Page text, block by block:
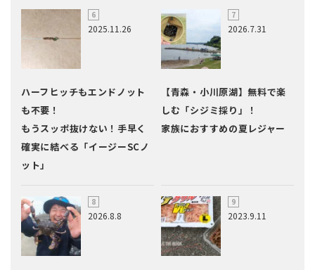
2025.11.26
ハーフヒッチもエンドノット
も不要！
もうスッポ抜けない！手早く
確実に結べる「イージーSCノ
ット」
2026.7.31
【青森・小川原湖】無料で楽
しむ「シジミ採り」！
家族におすすめの夏レジャー
2026.8.8 2023.9.11